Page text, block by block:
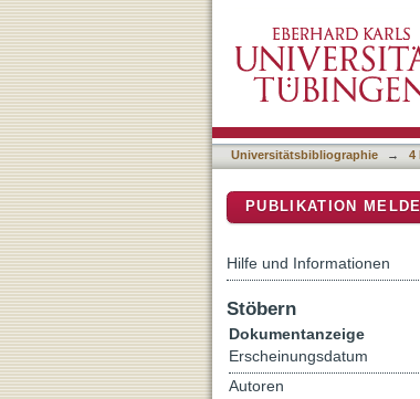
First
report
Universitätsbibliographie → 4
PUBLIKATION
Hilfe und Informationen
Stöbern
Dokumentanzeige
Erscheinungsdatum
Autoren